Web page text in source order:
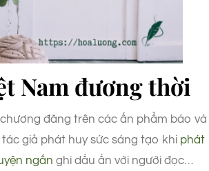
Nam đương thời
đăng trên các ấn phẩm báo và
giả phát huy sức sáng tạo khi phát
ngắn ghi dấu ấn với người đọc…